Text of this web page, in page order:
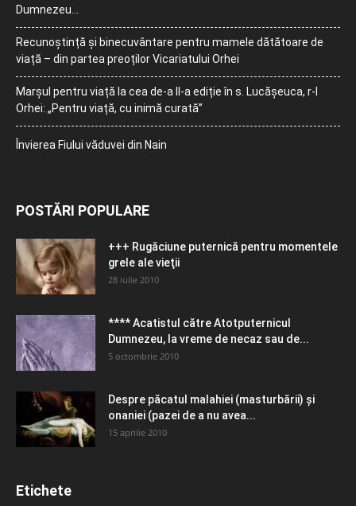
Dumnezeu…
Recunoștință și binecuvântare pentru mamele dătătoare de
viață – din partea preoților Vicariatului Orhei
Marșul pentru viață la cea de-a II-a ediție în s. Lucășeuca, r-l
Orhei: „Pentru viață, cu inimă curată”
Învierea Fiului văduvei din Nain
POSTĂRI POPULARE
+++ Rugăciune puternică pentru momentele
grele ale vieţii
28 iulie 2010
**** Acatistul către Atotputernicul
Dumnezeu, la vreme de necaz sau de...
5 octombrie 2010
Despre păcatul malahiei (masturbării) şi
onaniei (pazei de a nu avea...
15 aprilie 2010
Etichete